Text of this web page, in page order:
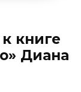
книге
Диана